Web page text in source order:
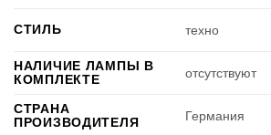
СТИЛЬ техно
НАЛИЧИЕ ЛАМПЫ В
КОМПЛЕКТЕ
отсутствуют
СТРАНА
ПРОИЗВОДИТЕЛЯ
Германия